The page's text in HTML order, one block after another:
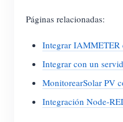
Páginas relacionadas:
Integrar IAMMETER
Integrar con un
MonitorearSolar PV
Integración Node-